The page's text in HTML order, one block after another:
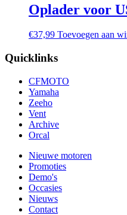
Oplader voor
€37,99 Toevoegen aan
Quicklinks
CFMOTO
Yamaha
Zeeho
Vent
Archive
Orcal
Nieuwe motoren
Promoties
Demo's
Occasies
Nieuws
Contact